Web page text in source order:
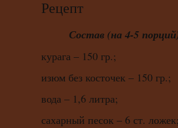
Рецепт
Состав (на 4-5
курага – 150 гр.;
изюм без косточек – 150 гр.;
вода – 1,6 литра;
сахарный песок – 6 ст. ложек;